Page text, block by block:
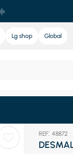
Lg shop Global
: 48872